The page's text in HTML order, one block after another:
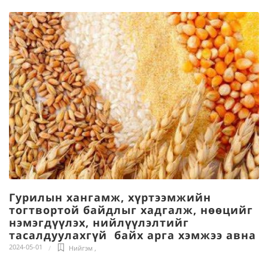
Гурилын хангамж, хүртээмжийн
тогтвортой байдлыг хадгалж, нөөцийг
нэмэгдүүлэх, нийлүүлэлтийг
тасалдуулахгүй байх арга хэмжээ авна
2024-05-01 Нийгэм ,